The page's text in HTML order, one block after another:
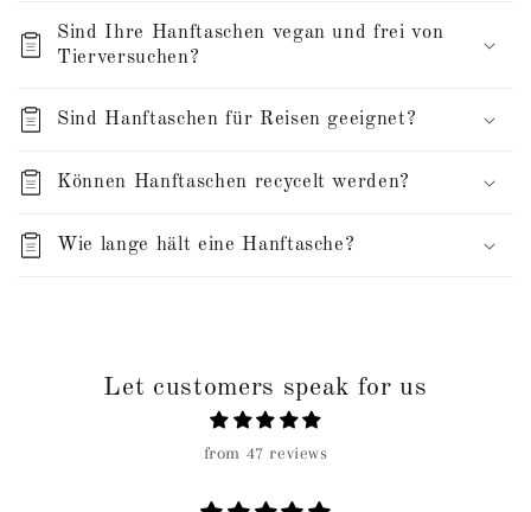
Sind Ihre Hanftaschen vegan und frei von
Tierversuchen?
Sind Hanftaschen für Reisen geeignet?
Können Hanftaschen recycelt werden?
Wie lange hält eine Hanftasche?
Let customers speak for us
from 47 reviews